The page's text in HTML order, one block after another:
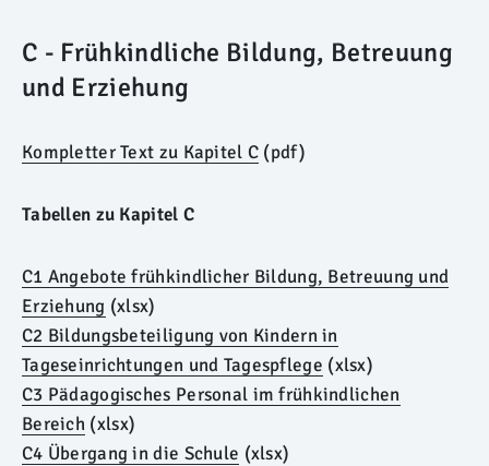
C - Frühkindliche Bildung, Betreuung
und Erziehung
Kompletter Text zu Kapitel C (pdf)
Tabellen zu Kapitel C
C1 Angebote frühkindlicher Bildung, Betreuung und
Erziehung (xlsx)
C2 Bildungsbeteiligung von Kindern in
Tageseinrichtungen und Tagespflege (xlsx)
C3 Pädagogisches Personal im frühkindlichen
Bereich (xlsx)
C4 Übergang in die Schule (xlsx)